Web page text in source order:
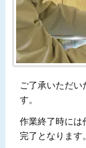
ご了承いただ
す。
作業終了時には
完了となります。